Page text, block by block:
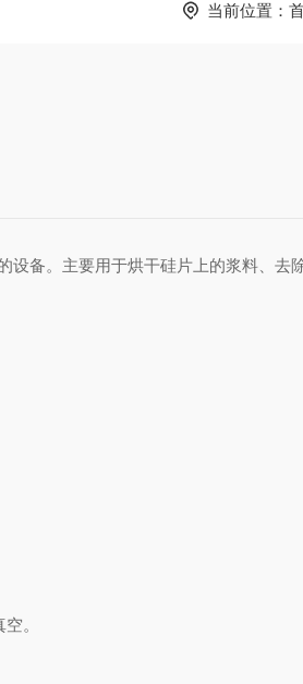
当前位置：
。主要用于烘干硅片上的浆料、去
。